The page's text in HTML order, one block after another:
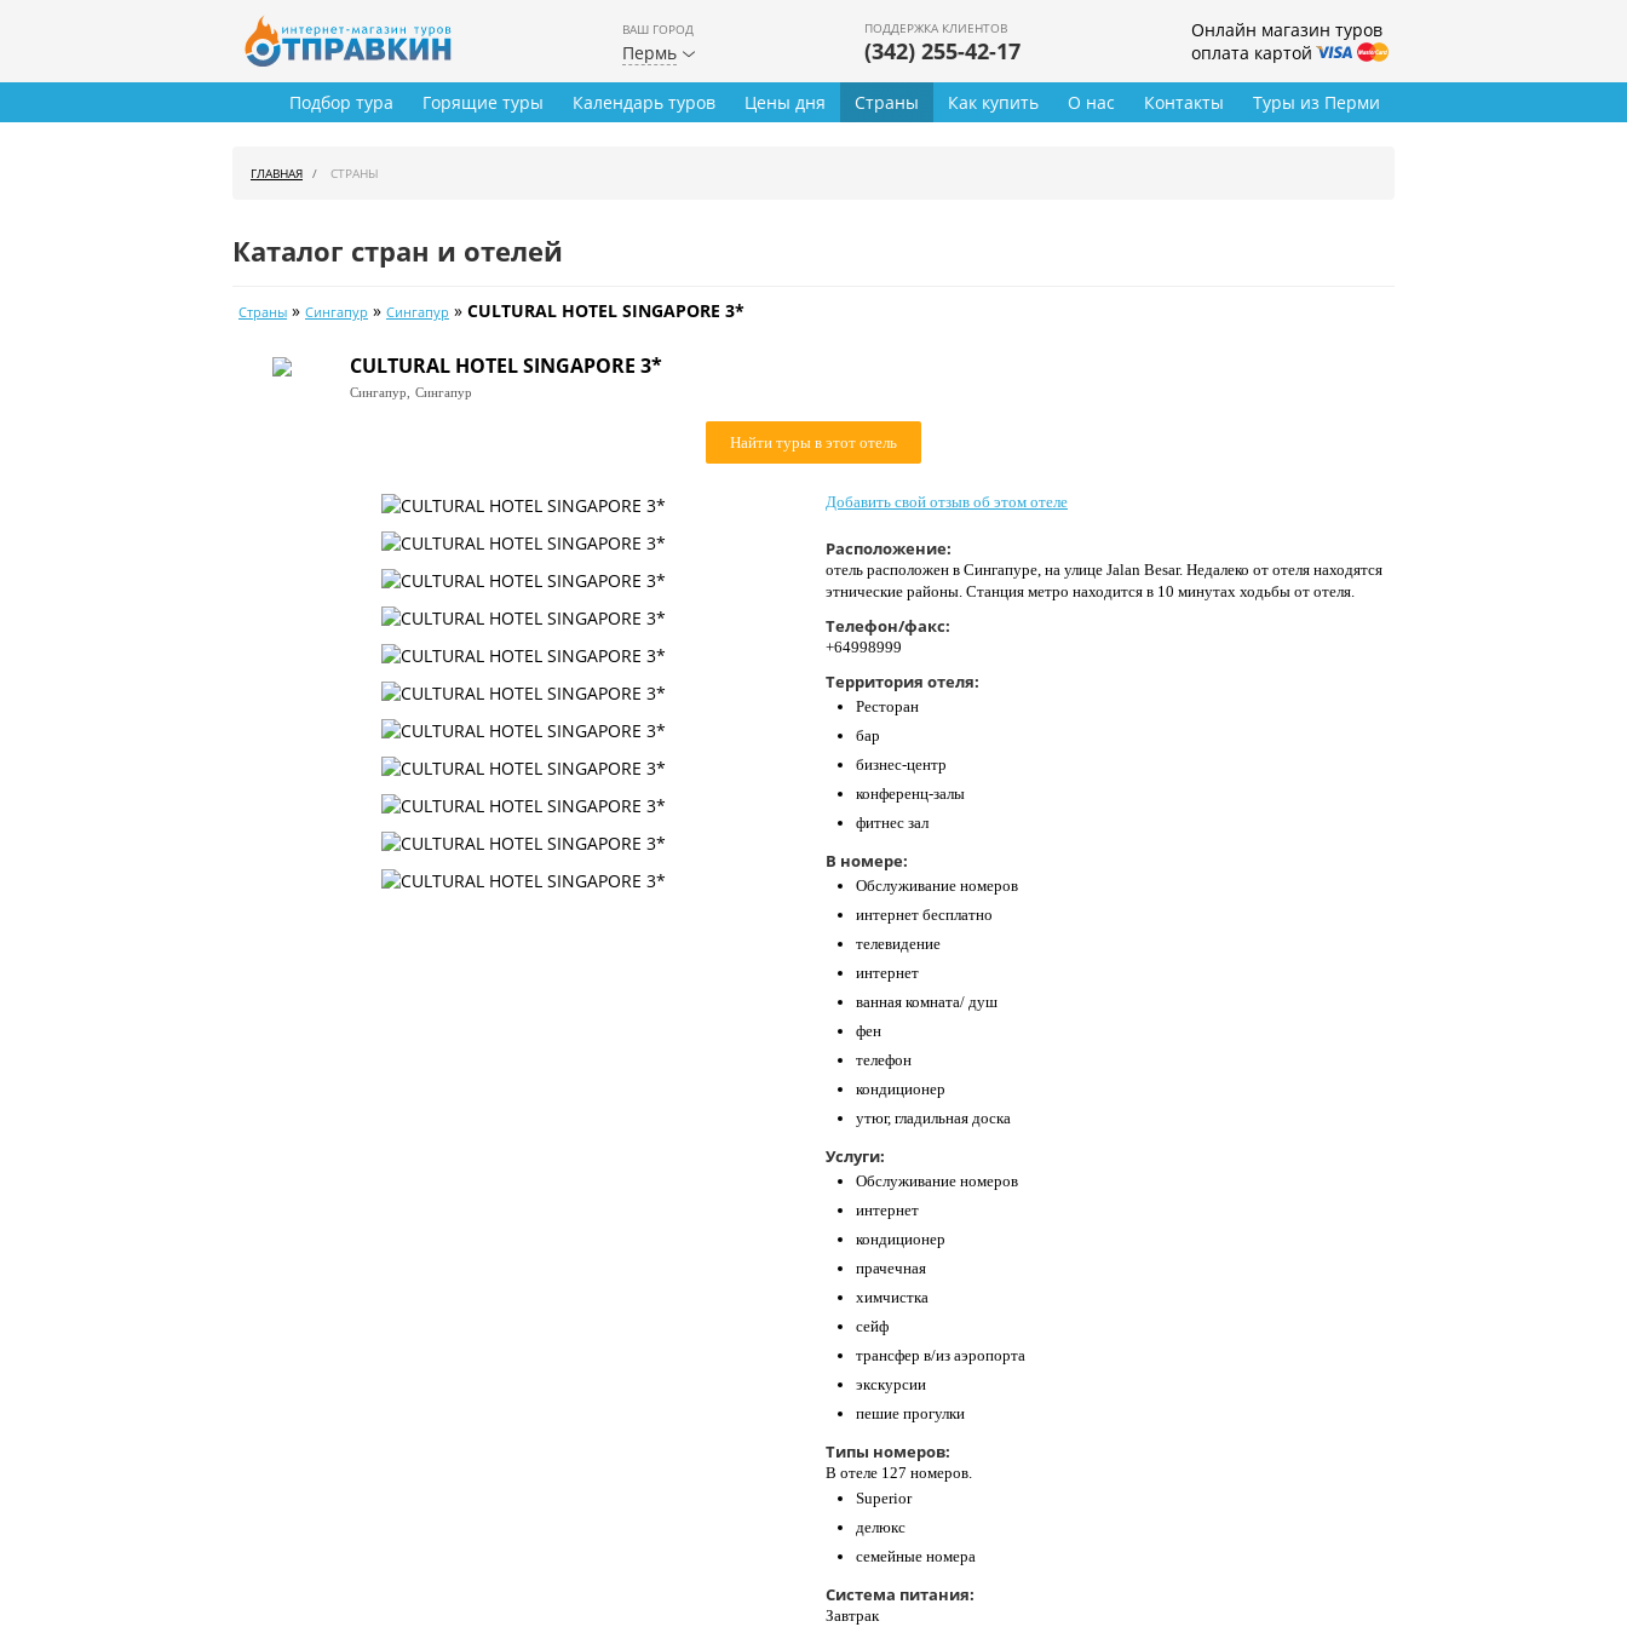
ВАШ ГОРОД
Пермь
ПОДДЕРЖКА КЛИЕНТОВ
(342) 255-42-17
Онлайн магазин туров
оплата картой
Туры из Перми
Подбор тура Горящие туры Календарь туров Цены дня Страны Как купить О нас Контакты
ГЛАВНАЯ СТРАНЫ
Каталог стран и отелей
Страны » Сингапур » Сингапур » CULTURAL HOTEL SINGAPORE 3*
CULTURAL HOTEL SINGAPORE 3*
Сингапур, Сингапур
Найти туры в этот отель
Добавить свой отзыв об этом отеле
Расположение:
отель расположен в Сингапуре, на улице Jalan Besar. Недалеко от отеля находятся
этнические районы. Станция метро находится в 10 минутах ходьбы от отеля.
Телефон/факс:
+64998999
Территория отеля:
Ресторан
бар
бизнес-центр
конференц-залы
фитнес зал
В номере:
Обслуживание номеров
интернет бесплатно
телевидение
интернет
ванная комната/ душ
фен
телефон
кондиционер
утюг, гладильная доска
Услуги:
Обслуживание номеров
интернет
кондиционер
прачечная
химчистка
сейф
трансфер в/из аэропорта
экскурсии
пешие прогулки
Типы номеров:
В отеле 127 номеров.
Superior
делюкс
семейные номера
Система питания:
Завтрак